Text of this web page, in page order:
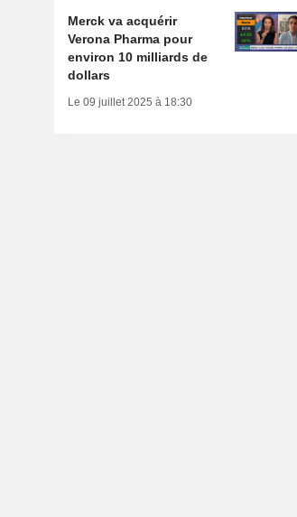
Merck va acquérir
Verona Pharma pour
environ 10 milliards de
dollars
Le 09 juillet 2025 à 18:30